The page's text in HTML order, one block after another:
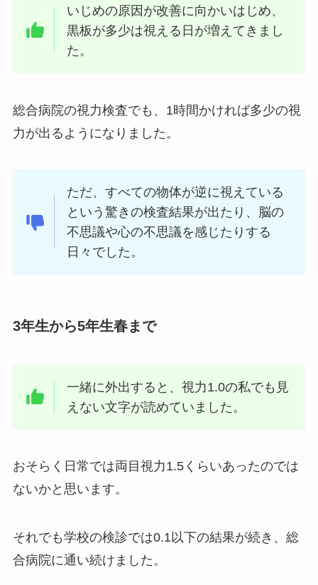
いじめの原因が改善に向かいはじめ、
黒板が多少は視える日が増えてきまし
た。
総合病院の視力検査でも、1時間かければ多少の視
力が出るようになりました。
ただ、すべての物体が逆に視えている
という驚きの検査結果が出たり、脳の
不思議や心の不思議を感じたりする
日々でした。
3年生から5年生春まで
一緒に外出すると、視力1.0の私でも見
えない文字が読めていました。
おそらく日常では両目視力1.5くらいあったのでは
ないかと思います。
それでも学校の検診では0.1以下の結果が続き、総
合病院に通い続けました。